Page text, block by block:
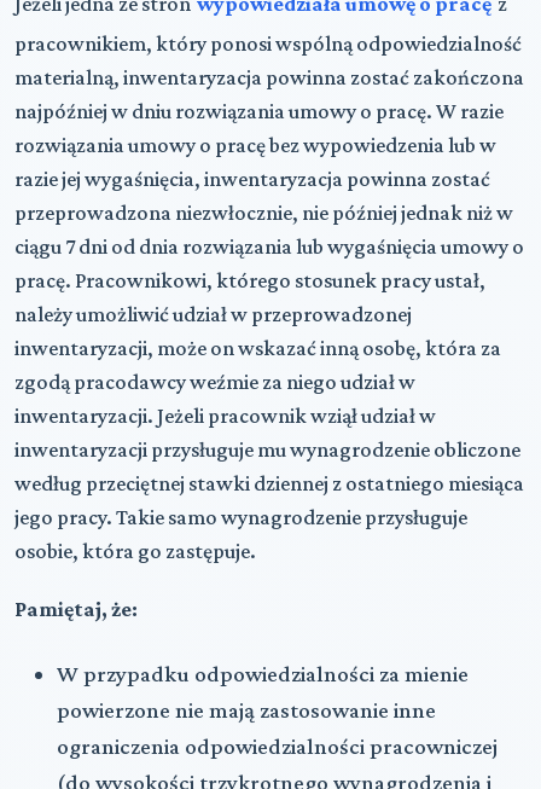
pracownikiem, który ponosi wspólną odpowiedzialność
materialną, inwentaryzacja powinna zostać zakończona
najpóźniej w dniu rozwiązania umowy o pracę. W razie
rozwiązania umowy o pracę bez wypowiedzenia lub w
razie jej wygaśnięcia, inwentaryzacja powinna zostać
przeprowadzona niezwłocznie, nie później jednak niż w
ciągu 7 dni od dnia rozwiązania lub wygaśnięcia umowy o
pracę. Pracownikowi, którego stosunek pracy ustał,
należy umożliwić udział w przeprowadzonej
inwentaryzacji, może on wskazać inną osobę, która za
zgodą pracodawcy weźmie za niego udział w
inwentaryzacji. Jeżeli pracownik wziął udział w
inwentaryzacji przysługuje mu wynagrodzenie obliczone
według przeciętnej stawki dziennej z ostatniego miesiąca
jego pracy. Takie samo wynagrodzenie przysługuje
osobie, która go zastępuje.
Pamiętaj, że:
W przypadku odpowiedzialności za mienie
powierzone nie mają zastosowanie inne
ograniczenia odpowiedzialności pracowniczej
(do wysokości trzykrotnego wynagrodzenia i